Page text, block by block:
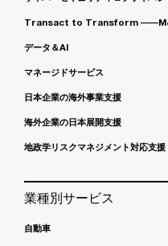
Transact to Transform
データ＆AI
マネージドサービス
日本企業の海外事業支援
海外企業の日本展開支援
地政学リスクマネジメント対応支援
業種別サービス
自動車